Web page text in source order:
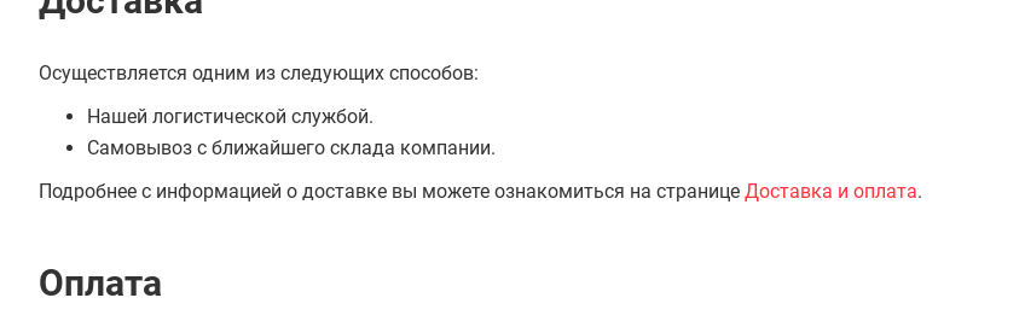
Осуществляется одним из следующих способов:
Нашей логистической службой.
Самовывоз с ближайшего склада компании.
Подробнее с информацией о доставке вы можете ознакомиться на странице Доставка и оплата.
Оплата